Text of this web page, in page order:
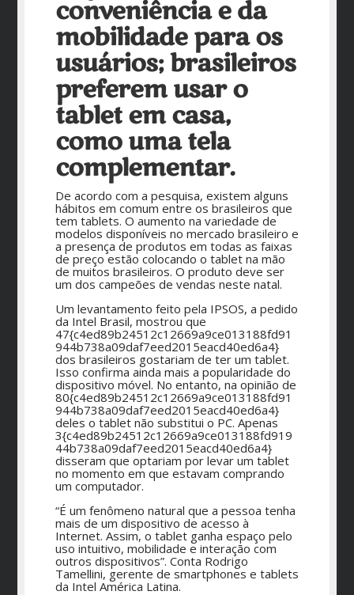
conveniência e da
mobilidade para os
usuários; brasileiros
preferem usar o
tablet em casa,
como uma tela
complementar.
De acordo com a pesquisa, existem alguns
hábitos em comum entre os brasileiros que
tem tablets. O aumento na variedade de
modelos disponíveis no mercado brasileiro e
a presença de produtos em todas as faixas
de preço estão colocando o tablet na mão
de muitos brasileiros. O produto deve ser
um dos campeões de vendas neste natal.
Um levantamento feito pela IPSOS, a pedido
da Intel Brasil, mostrou que
47{c4ed89b24512c12669a9ce013188fd91
944b738a09daf7eed2015eacd40ed6a4}
dos brasileiros gostariam de ter um tablet.
Isso confirma ainda mais a popularidade do
dispositivo móvel. No entanto, na opinião de
80{c4ed89b24512c12669a9ce013188fd91
944b738a09daf7eed2015eacd40ed6a4}
deles o tablet não substitui o PC. Apenas
3{c4ed89b24512c12669a9ce013188fd919
44b738a09daf7eed2015eacd40ed6a4}
disseram que optariam por levar um tablet
no momento em que estavam comprando
um computador.
“É um fenômeno natural que a pessoa tenha
mais de um dispositivo de acesso à
Internet. Assim, o tablet ganha espaço pelo
uso intuitivo, mobilidade e interação com
outros dispositivos”. Conta Rodrigo
Tamellini, gerente de smartphones e tablets
da Intel América Latina.